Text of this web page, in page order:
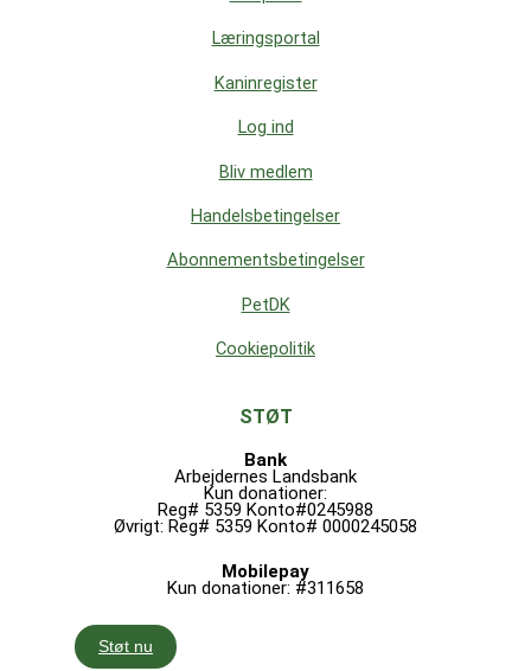
Læringsportal
Kaninregister
Log ind
Bliv medlem
Handelsbetingelser
Abonnementsbetingelser
PetDK
Cookiepolitik
STØT
Bank
Arbejdernes Landsbank
Kun donationer:
Reg# 5359 Konto#0245988
Øvrigt: Reg# 5359 Konto# 0000245058
Mobilepay
Kun donationer: #311658
Støt nu